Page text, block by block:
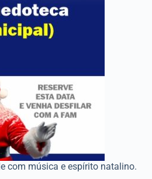
com música e espírito natalino.